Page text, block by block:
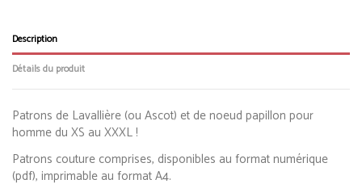
Description
Détails du produit
Patrons de Lavallière (ou Ascot) et de noeud papillon pour
homme du XS au XXXL !
Patrons couture comprises, disponibles au format numérique
(pdf), imprimable au format A4.